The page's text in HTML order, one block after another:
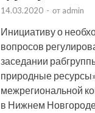
14.03.2020 - от admin
Инициативу о
вопросов
заседании
природные
межрегиональной
в Нижнем